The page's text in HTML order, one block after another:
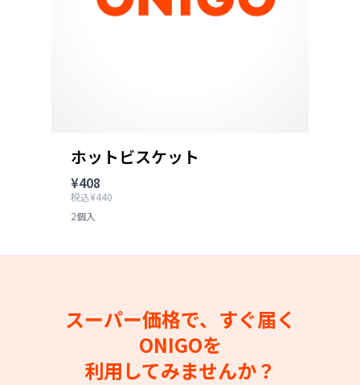
ホットビスケット
¥408
税込¥440
2個入
スーパー価格で、すぐ届く
ONIGOを
利用してみませんか？